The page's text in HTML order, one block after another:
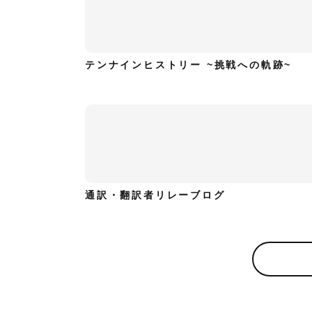
テンナインヒストリー ~挑戦への軌跡~
通訳・翻訳者リレーブログ